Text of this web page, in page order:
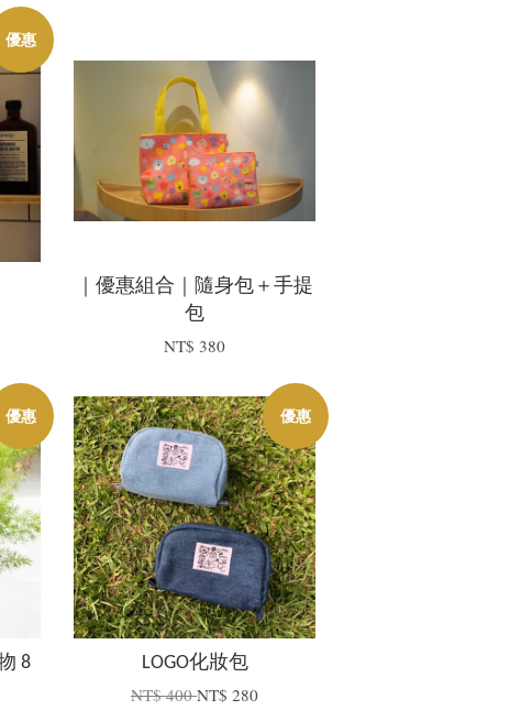
優惠
｜優惠組合｜隨身包＋手提
包
NT$ 380
優惠
8
優惠
LOGO化妝包
NT$ 400NT$ 280